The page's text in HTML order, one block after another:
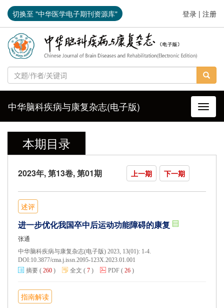
切换至 "中华医学电子期刊资源库" 登录 | 注册
导航
中华脑科疾病与康复杂志(电子版)
本期目录
2023年, 第13卷, 第01期 上一期 下一期
述评
进一步优化我国卒中后运动功能障碍的康复
张通
中华脑科疾病与康复杂志(电子版) 2023, 13(01): 1-4.
DOI:10.3877/cma.j.issn.2095-123X.2023.01.001
摘要 ( 260 ) 全文 ( 7 ) PDF ( 26 )
指南解读